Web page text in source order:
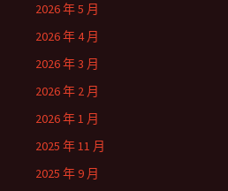
2026 年 5 月
2026 年 4 月
2026 年 3 月
2026 年 2 月
2026 年 1 月
2025 年 11 月
2025 年 9 月